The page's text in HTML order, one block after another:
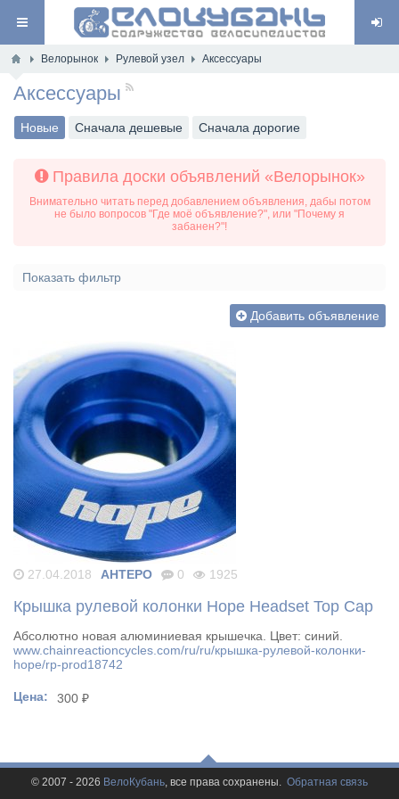
Велорынок Рулевой узел Аксессуары
Аксессуары RSS
Новые Сначала дешевые Сначала дорогие
Правила доски объявлений «Велорынок»
Внимательно читать перед добавлением объявления, дабы потом
не было вопросов "Где моё объявление?", или "Почему я
забанен?"!
Показать фильтр
Добавить объявление
27.04.2018 AHTEPO 0 1925
Крышка рулевой колонки Hope Headset Top Cap
Абсолютно новая алюминиевая крышечка. Цвет: синий.
www.chainreactioncycles.com/ru/ru/крышка-рулевой-колонки-
hope/rp-prod18742
Цена: 300 ₽
© 2007 - 2026 ВелоКубань, все права сохранены. Обратная связь